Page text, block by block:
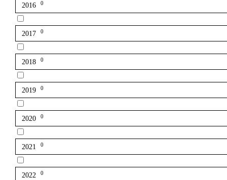
2016 0
2017 0
2018 0
2019 0
2020 0
2021 0
2022 0